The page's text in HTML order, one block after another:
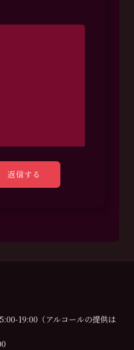
19:00（アルコールの提供は